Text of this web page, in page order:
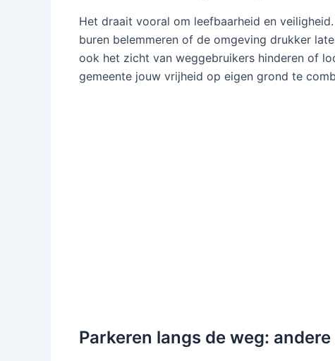
Het draait vooral om leefbaarheid en
buren belemmeren of de omgeving drukker
ook het zicht van weggebruikers hinderen of
gemeente jouw vrijheid op eigen grond te
Parkeren langs de weg: